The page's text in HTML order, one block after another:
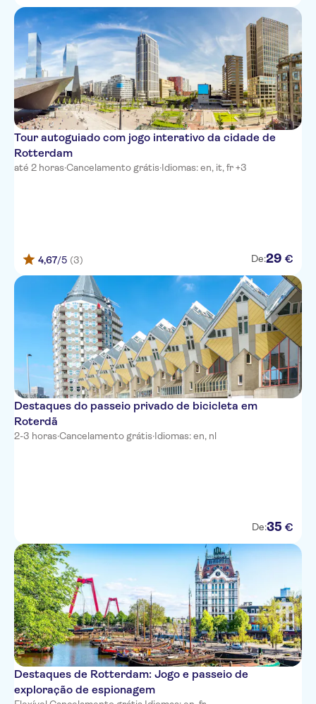
Tour autoguiado com jogo interativo da cidade de
Rotterdam
até 2 horas·Cancelamento grátis·Idiomas: en, it, fr +3
4,67/5 (3) De:29 €
Destaques do passeio privado de bicicleta em
Roterdã
2-3 horas·Cancelamento grátis·Idiomas: en, nl
De:35 €
Destaques de Rotterdam: Jogo e passeio de
exploração de espionagem